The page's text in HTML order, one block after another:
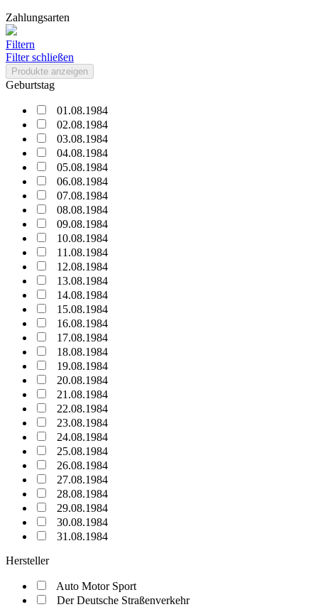
Zahlungsarten
Filtern
Filter schließen
Produkte anzeigen
Geburtstag
01.08.1984
02.08.1984
03.08.1984
04.08.1984
05.08.1984
06.08.1984
07.08.1984
08.08.1984
09.08.1984
10.08.1984
11.08.1984
12.08.1984
13.08.1984
14.08.1984
15.08.1984
16.08.1984
17.08.1984
18.08.1984
19.08.1984
20.08.1984
21.08.1984
22.08.1984
23.08.1984
24.08.1984
25.08.1984
26.08.1984
27.08.1984
28.08.1984
29.08.1984
30.08.1984
31.08.1984
Hersteller
Auto Motor Sport
Der Deutsche Straßenverkehr